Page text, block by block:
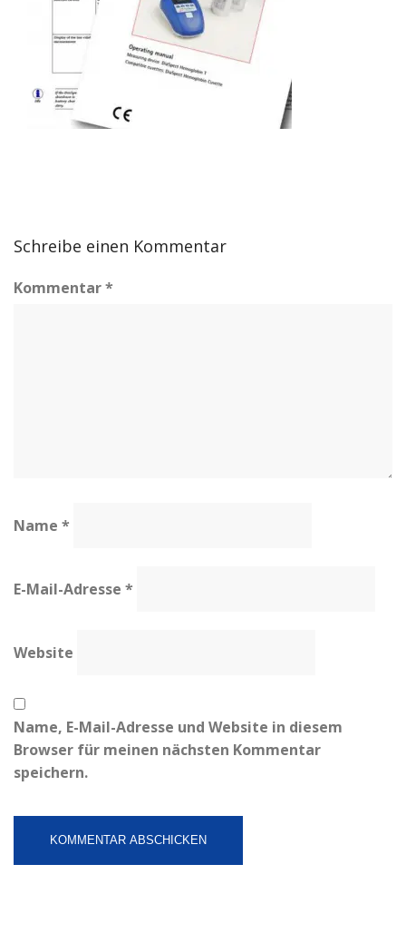
Schreibe einen Kommentar
Kommentar*
Name *
E-Mail-Adresse *
Website
Name, E-Mail-Adresse und Website in diesem
Browser für meinen nächsten Kommentar
speichern.